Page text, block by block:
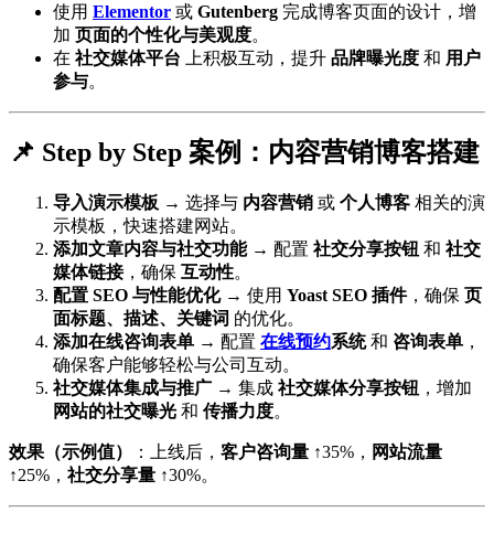
使用 Elementor 或 Gutenberg 完成博客页面的设计，增
加 页面的个性化与美观度。
在 社交媒体平台 上积极互动，提升 品牌曝光度 和 用户
参与。
📌 Step by Step 案例：内容营销博客搭建
导入演示模板 → 选择与 内容营销 或 个人博客 相关的演
示模板，快速搭建网站。
添加文章内容与社交功能→ 配置 社交分享按钮 和 社交
媒体链接，确保 互动性。
配置 SEO 与性能优化→ 使用 Yoast SEO 插件，确保 页
面标题、描述、关键词 的优化。
添加在线咨询表单 → 配置 在线预约系统和 咨询表单 ，
确保客户能够轻松与公司互动。
社交媒体集成与推广 → 集成 社交媒体分享按钮 ，增加
网站的社交曝光 和 传播力度。
效果（示例值） ：上线后， 客户咨询量 ↑35%， 网站流量
↑25%， 社交分享量 ↑30%。